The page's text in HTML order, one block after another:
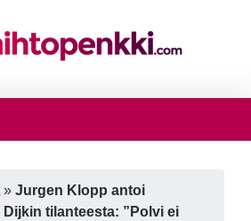
» Jurgen Klopp antoi
tilanteesta: ”Polvi ei